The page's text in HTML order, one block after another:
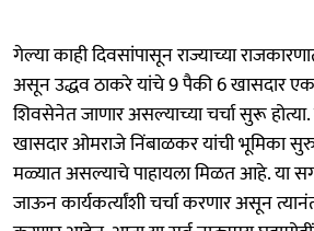
गेल्या काही दिवसांपासून राज्याच्या
असून उद्धव ठाकरे यांचे 9 पैकी 6 खासदार
शिवसेनेत जाणार असल्याच्या चर्चा सुरू होत्या.
खासदार ओमराजे निंबाळकर यांची भूमिका
मळ्यात असल्याचे पाहायला मिळत आहे. या
जाऊन कार्यकर्त्यांशी चर्चा करणार असून